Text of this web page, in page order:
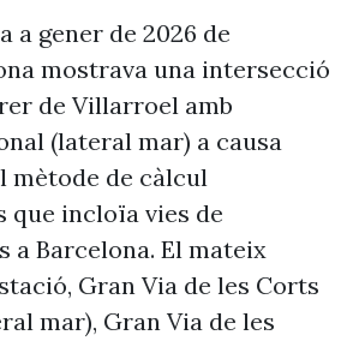
a gener de 2026 de
mostrava una intersecció
de Villarroel amb
(lateral mar) a causa
mètode de càlcul
que incloïa vies de
a Barcelona. El mateix
Gran Via de les Corts
mar), Gran Via de les